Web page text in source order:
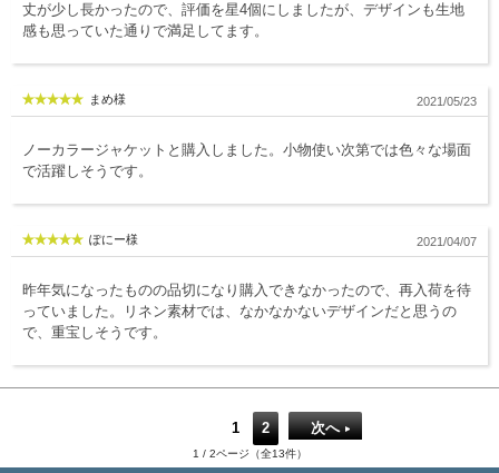
丈が少し長かったので、評価を星4個にしましたが、デザインも生地
感も思っていた通りで満足してます。
まめ様 2021/05/23
ノーカラージャケットと購入しました。小物使い次第では色々な場面
で活躍しそうです。
ぽにー様 2021/04/07
昨年気になったものの品切になり購入できなかったので、再入荷を待
っていました。リネン素材では、なかなかないデザインだと思うの
で、重宝しそうです。
1 2 次へ
1 / 2ページ（全13件）